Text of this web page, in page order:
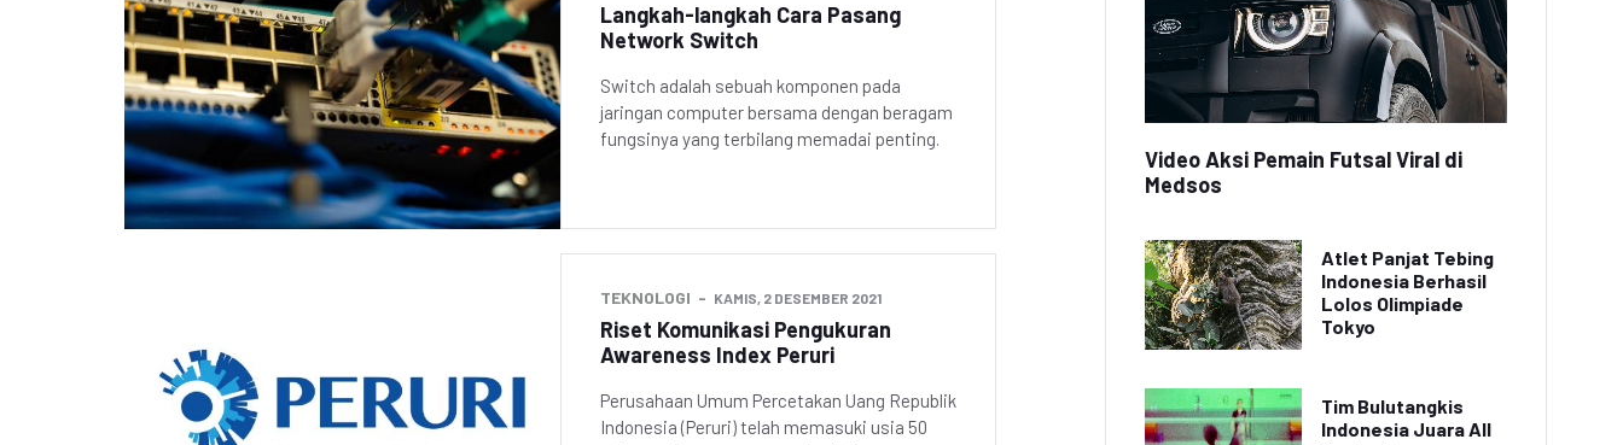
Langkah-langkah Cara Pasang
Network Switch
Switch adalah sebuah komponen pada
jaringan computer bersama dengan beragam
fungsinya yang terbilang memadai penting.
TEKNOLOGI KAMIS, 2 DESEMBER 2021
Riset Komunikasi Pengukuran
Awareness Index Peruri
Perusahaan Umum Percetakan Uang Republik
Indonesia (Peruri) telah memasuki usia 50
Video Aksi Pemain Futsal Viral di
Medsos
Atlet Panjat Tebing
Indonesia Berhasil
Lolos Olimpiade
Tokyo
Tim Bulutangkis
Indonesia Juara All